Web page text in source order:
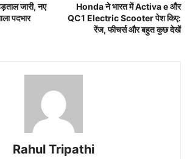
जारी, नए
पदभार
Honda ने भारत में Activa e और
QC1 Electric Scooter पेश किए:
रेंज, फीचर्स और बहुत कुछ देखें
Rahul Tripathi